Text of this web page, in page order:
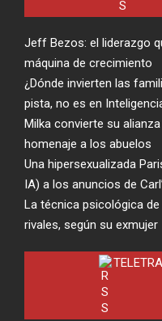
Jeff Bezos: el liderazgo
máquina de crecimiento
¿Dónde invierten las
pista, no es en
Milka convierte su
homenaje a los abuelos
Una hipersexualizada
IA) a los anuncios de
La técnica psicológica
rivales, según su exmujer